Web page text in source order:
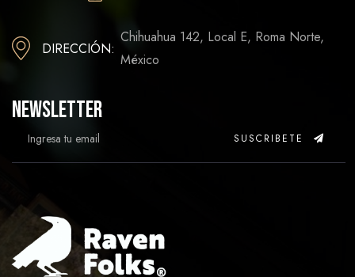
DIRECCIÓN:
Chihuahua 142, Local E, Roma Norte,
México
Newsletter
SUSCRIBETE